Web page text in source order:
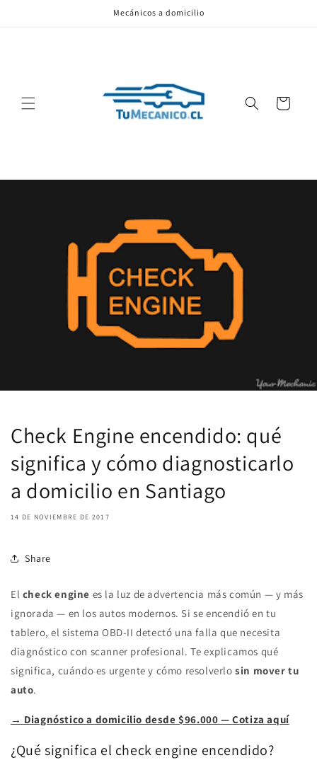
Mecánicos a domicilio
Carrito
Check Engine encendido: qué
significa y cómo diagnosticarlo
a domicilio en Santiago
14 DE NOVIEMBRE DE 2017
Share
El check engine es la luz de advertencia más común — y más
ignorada — en los autos modernos. Si se encendió en tu
tablero, el sistema OBD-II detectó una falla que necesita
diagnóstico con scanner profesional. Te explicamos qué
significa, cuándo es urgente y cómo resolverlosin mover tu
auto.
→ Diagnóstico a domicilio desde $96.000 — Cotiza aquí
¿Qué significa el check engine encendido?